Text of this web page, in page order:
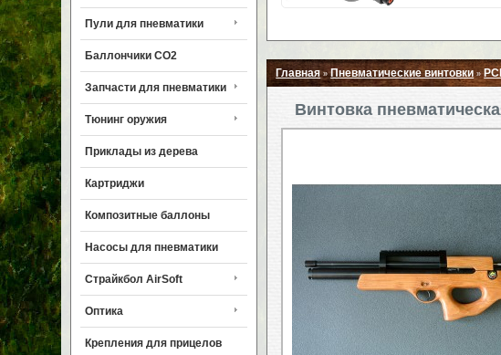
Пули для пневматики
Баллончики CO2
Запчасти для пневматики
Тюнинг оружия
Приклады из дерева
Картриджи
Композитные баллоны
Насосы для пневматики
Страйкбол AirSoft
Оптика
Крепления для прицелов
Главная»Пневматические винтовки »
Винтовка